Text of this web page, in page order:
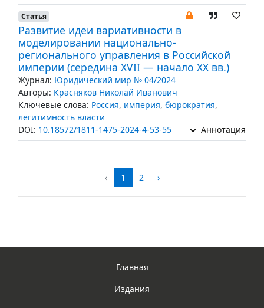
Статья
Развитие идеи вариативности в
моделировании национально-
регионального управления в Российской
империи (середина XVII — начало XX вв.)
Журнал: Юридический мир № 04/2024
Авторы: Красняков Николай Иванович
Ключевые слова: Россия, империя, бюрократия,
легитимность власти
DOI: 10.18572/1811-1475-2024-4-53-55 Аннотация
‹ 1 2 ›
Главная
Издания